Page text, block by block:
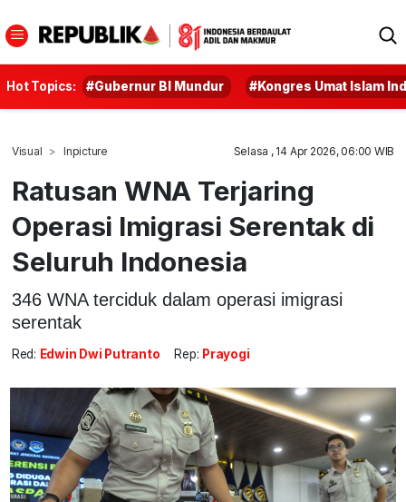
Hot Topics: #Gubernur BI Mundur #Kongres Umat Islam
Visual Inpicture Selasa , 14 Apr 2026, 06:00 WIB
Ratusan WNA Terjaring
Operasi Imigrasi Serentak di
Seluruh Indonesia
346 WNA terciduk dalam operasi imigrasi
serentak
Red: Edwin Dwi Putranto Rep: Prayogi